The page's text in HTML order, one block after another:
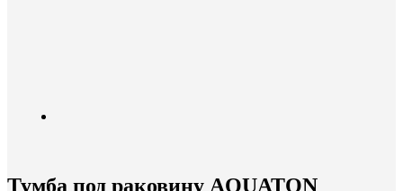
Тумба под раковину AQUATON